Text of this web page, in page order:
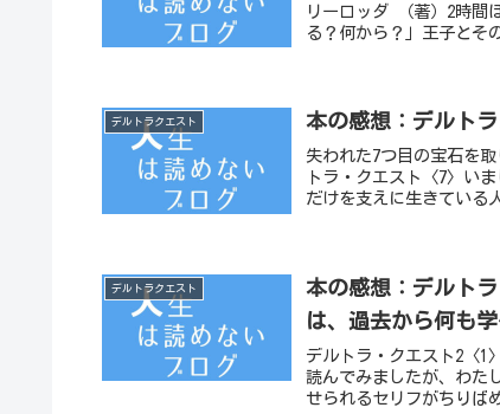
リーロッダ （著）2時間
る？何から？」王子とそ
デルトラクエスト 本の感想：デルト
失われた7つ目の宝石を
トラ・クエスト〈7〉い
だけを支えに生きている
デルトラクエスト
本の感想：デルト
は、過去から何も
デルトラ・クエスト2〈1
読んでみましたが、わた
せられるセリフがちりば